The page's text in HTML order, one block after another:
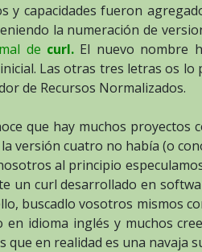
y capacidades fueron
la numeración de
de curl. El nuevo nombre
Las otras tres letras os lo
de Recursos Normalizados.
que hay muchos proyectos
versión cuatro no había (o
al principio
un curl desarrollado en
buscadlo vosotros mismos
en idioma inglés y muchos
que en realidad es una navaja